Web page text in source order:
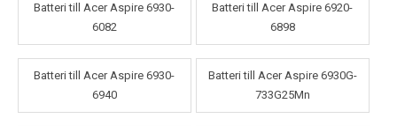
Batteri till Acer Aspire 6930-
6082
Batteri till Acer Aspire 6920-
6898
Batteri till Acer Aspire 6930-
6940
Batteri till Acer Aspire 6930G-
733G25Mn